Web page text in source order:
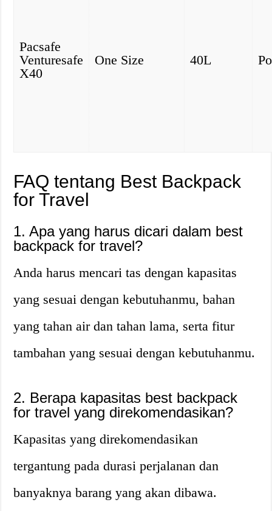
Pacsafe
Venturesafe
X40
One Size 40L
FAQ tentang Best Backpack
for Travel
1. Apa yang harus dicari dalam best
backpack for travel?
Anda harus mencari tas dengan kapasitas
yang sesuai dengan kebutuhanmu, bahan
yang tahan air dan tahan lama, serta fitur
tambahan yang sesuai dengan kebutuhanmu.
2. Berapa kapasitas best backpack
for travel yang direkomendasikan?
Kapasitas yang direkomendasikan
tergantung pada durasi perjalanan dan
banyaknya barang yang akan dibawa.